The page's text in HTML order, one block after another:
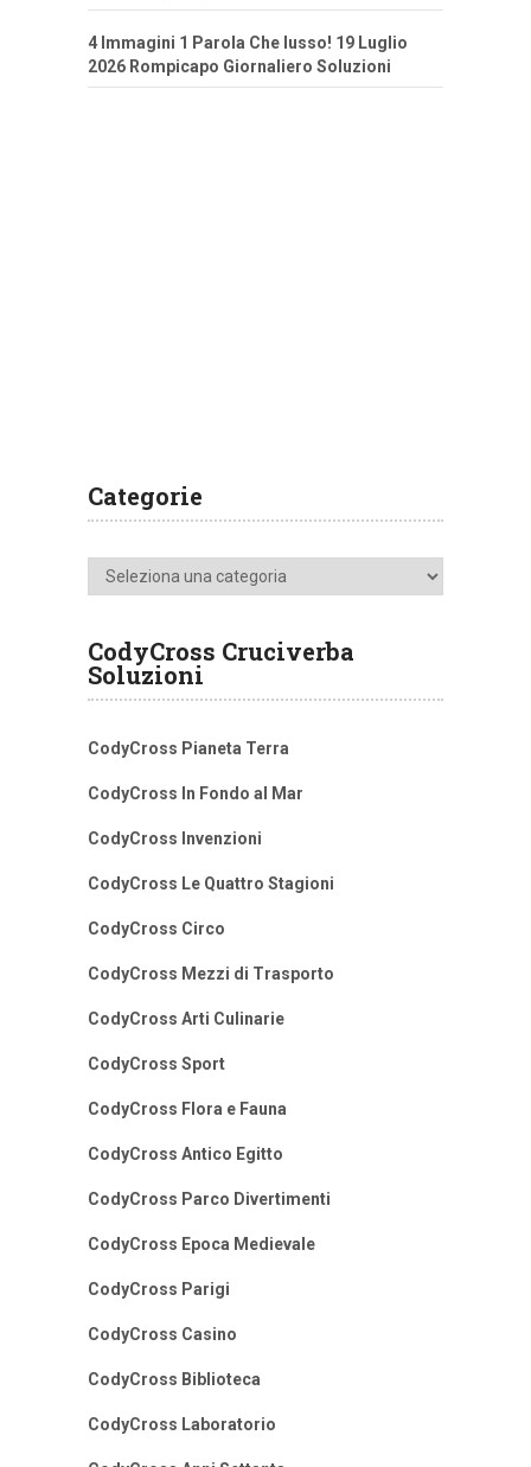
4 Immagini 1 Parola Che lusso! 19 Luglio
2026 Rompicapo Giornaliero Soluzioni
Categorie
Categorie
CodyCross Cruciverba
Soluzioni
CodyCross Pianeta Terra
CodyCross In Fondo al Mar
CodyCross Invenzioni
CodyCross Le Quattro Stagioni
CodyCross Circo
CodyCross Mezzi di Trasporto
CodyCross Arti Culinarie
CodyCross Sport
CodyCross Flora e Fauna
CodyCross Antico Egitto
CodyCross Parco Divertimenti
CodyCross Epoca Medievale
CodyCross Parigi
CodyCross Casino
CodyCross Biblioteca
CodyCross Laboratorio